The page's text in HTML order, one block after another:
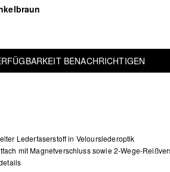
BENACHRICHTIGEN
Lederfaserstoff in Velourslederoptik
mit Magnetverschluss sowie 2-Wege-